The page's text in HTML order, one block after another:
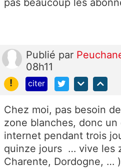
pas beaucoup les
Publié par
08h11
!
citer
Chez moi, pas besoin
zone blanches, donc
internet pendant trois
quinze jours … vive les
Charente, Dordogne, …